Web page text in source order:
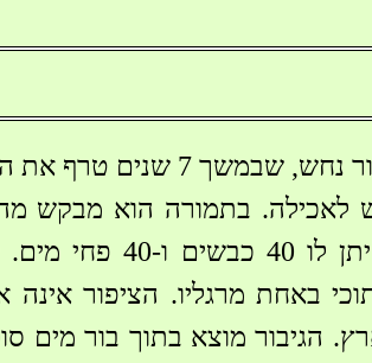
בחיפוש אחרי כלתו ממית גיבור
לאכילה. בתמורה הוא מבקש
התוכי מסכים בתנאי
באחת מרגליו. הציפור